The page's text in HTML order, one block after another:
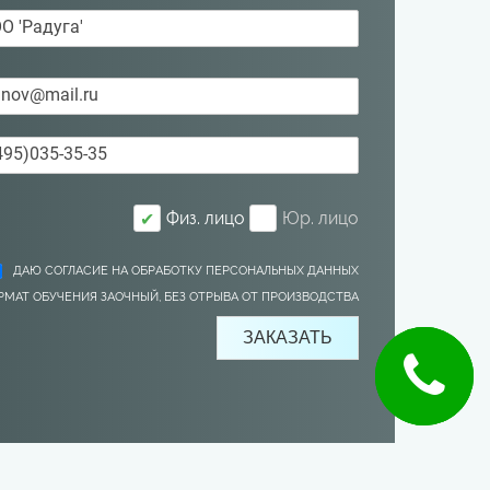
✔ Физ. лицо Юр. лицо
ДАЮ СОГЛАСИЕ НА ОБРАБОТКУ ПЕРСОНАЛЬНЫХ ДАННЫХ
ОБУЧЕНИЯ ЗАОЧНЫЙ, БЕЗ ОТРЫВА ОТ ПРОИЗВОДСТВА